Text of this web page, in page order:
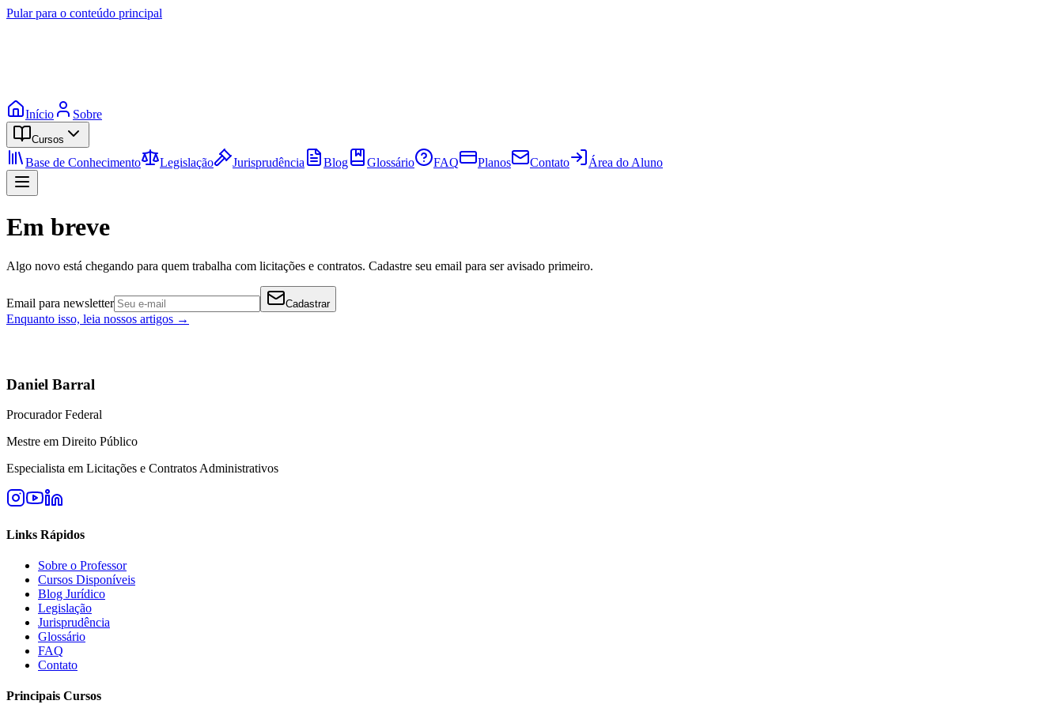
Pular para o conteúdo principal
Início Sobre
Cursos
Base de Conhecimento Legislação Jurisprudência Blog Glossário FAQ Planos Contato Área do Aluno
Em breve
Algo novo está chegando para quem trabalha com licitações e contratos. Cadastre seu email para ser avisado primeiro.
Email para newsletter Cadastrar
Enquanto isso, leia nossos artigos →
Daniel Barral
Procurador Federal
Mestre em Direito Público
Especialista em Licitações e Contratos Administrativos
Links Rápidos
Sobre o Professor
Cursos Disponíveis
Blog Jurídico
Legislação
Jurisprudência
Glossário
FAQ
Contato
Principais Cursos